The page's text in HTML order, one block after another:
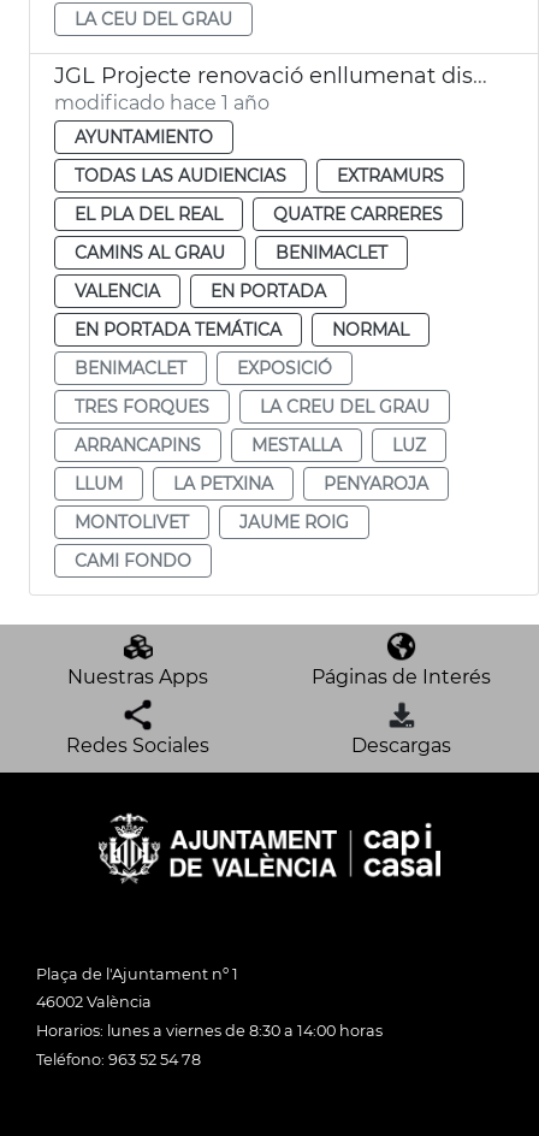
LA CEU DEL GRAU
JGL Projecte renovació enllumenat districtes València
modificado hace 1 año
AYUNTAMIENTO
TODAS LAS AUDIENCIAS
EXTRAMURS
EL PLA DEL REAL
QUATRE CARRERES
CAMINS AL GRAU
BENIMACLET
VALENCIA
EN PORTADA
EN PORTADA TEMÁTICA
NORMAL
BENIMACLET
EXPOSICIÓ
TRES FORQUES
LA CREU DEL GRAU
ARRANCAPINS
MESTALLA
LUZ
LLUM
LA PETXINA
PENYAROJA
MONTOLIVET
JAUME ROIG
CAMI FONDO
Nuestras Apps Páginas de Interés
Redes Sociales Descargas
Plaça de l'Ajuntament nº 1
46002 València
Horarios: lunes a viernes de 8:30 a 14:00 horas
Teléfono: 963 52 54 78